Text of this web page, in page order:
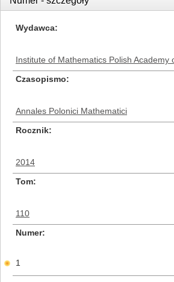
Wydawca
Institute of Mathematics Polish Academy
Czasopismo
Annales Polonici Mathematici
Rocznik
2014
Tom
110
Numer
1